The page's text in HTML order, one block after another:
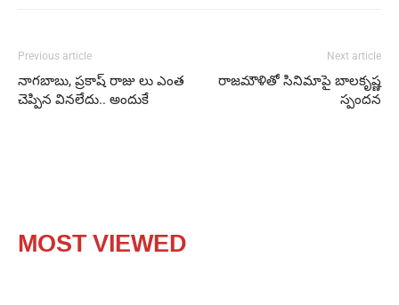
Previous article
నాగబాబు, ప్రకాష్ రాజు లు ఎంత
చెప్పిన వినలేదు.. అందుకే
Next article
రాజమౌళితో సినిమాపై బాలకృష్ణ
స్పందన
MOST VIEWED